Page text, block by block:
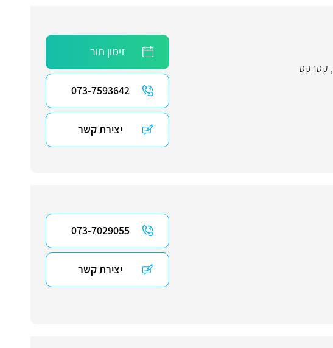
, קטרקט
זימון תור
073-7593642
יצירת קשר
073-7029055
יצירת קשר